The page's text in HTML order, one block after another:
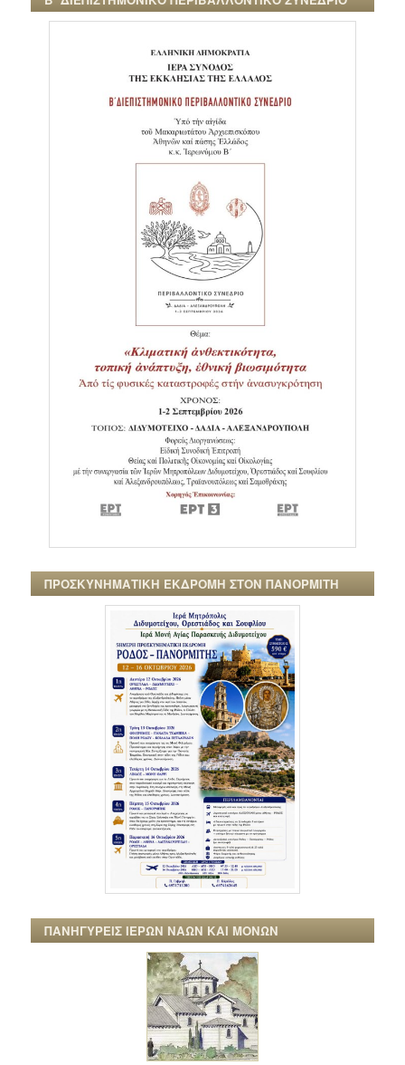
ΠΡΟΣΚΥΝΗΜΑΤΙΚΗ ΕΚΔΡΟΜΗ ΣΤΟΝ ΠΑΝΟΡΜΙΤΗ
ΠΑΝΗΓΥΡΕΙΣ ΙΕΡΩΝ ΝΑΩΝ ΚΑΙ ΜΟΝΩΝ